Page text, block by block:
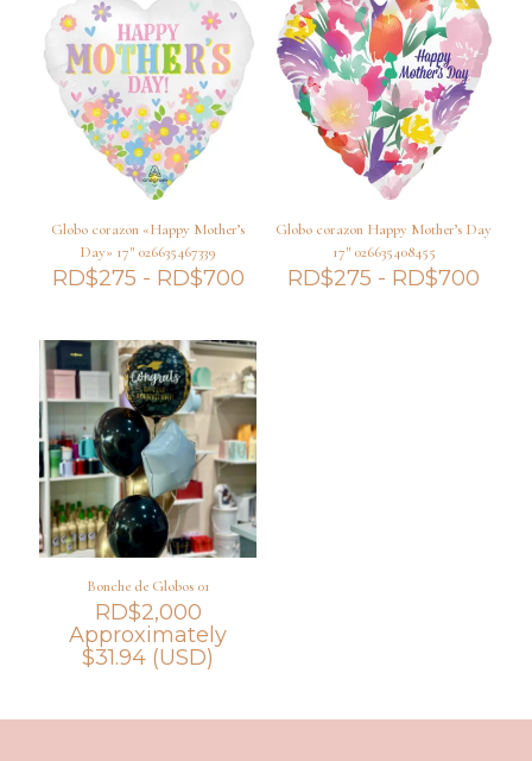
Globo corazon «Happy Mother’s
Day» 17″ 026635467339
RD$275 - RD$700Rango
desde
RD$275
hasta
Globo corazon Happy Mother’s Day
17″ 026635408455
RD$275 - RD$700
Bonche de Globos 01
RD$2,000
Approximately
$31.94 (USD)